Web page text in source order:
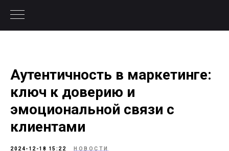
Аутентичность в маркетинге:
ключ к доверию и
эмоциональной связи с
клиентами
2024-12-18 15:22 НОВОСТИ